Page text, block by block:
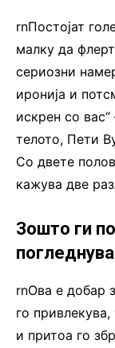
rnПостојат
малку да
сериозни
иронија и
искрен со
телото, Пети
Со двете
кажува две
Зошто ги
rnОва е добар
го
и притоа го